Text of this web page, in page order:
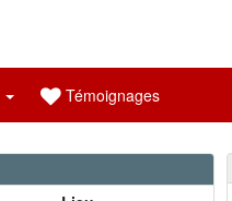
Témoignages